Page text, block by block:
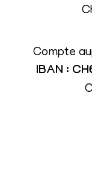
Compte
IBAN :